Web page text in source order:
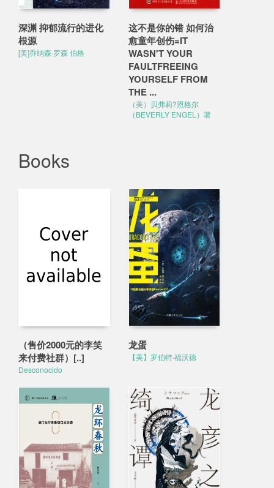
深渊 抑郁流行的进化
根源
[美]乔纳森·罗森 伯格
这不是你的错 如何治
愈童年创伤=IT
WASN'T YOUR
FAULTFREEING
YOURSELF FROM
THE ...
（美）贝弗莉?恩格尔
（BEVERLY ENGEL）著
Books
（售价2000元的李笑
来付费社群）[..]
Desconocido
龙蛋
【美】罗伯特·福沃德